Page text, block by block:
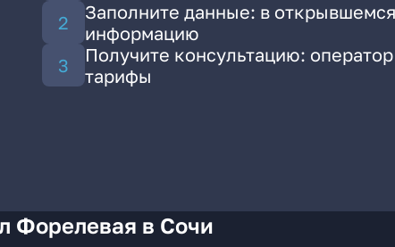
Заполните данные: в
информацию
Получите консультацию:
тарифы
Форелевая в Сочи